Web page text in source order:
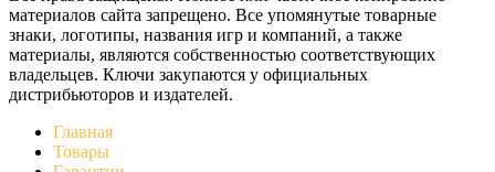
материалов сайта запрещено. Все упомянутые товарные
знаки, логотипы, названия игр и компаний, а также
материалы, являются собственностью соответствующих
владельцев. Ключи закупаются у официальных
дистрибьюторов и издателей.
Главная
Товары